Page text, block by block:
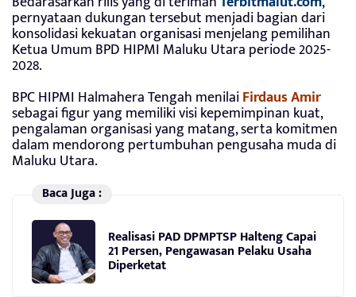
pernyataan dukungan tersebut menjadi bagian dari
konsolidasi kekuatan organisasi menjelang pemilihan
Ketua Umum BPD HIPMI Maluku Utara periode 2025-
2028.
BPC HIPMI Halmahera Tengah menilaiFirdaus Amir
sebagai figur yang memiliki visi kepemimpinan kuat,
pengalaman organisasi yang matang, serta komitmen
dalam mendorong pertumbuhan pengusaha muda di
Maluku Utara.
Baca Juga :
Realisasi PAD DPMPTSP Halteng Capai
21 Persen, Pengawasan Pelaku Usaha
Diperketat